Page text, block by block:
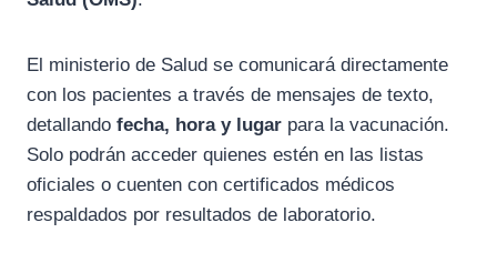
El ministerio de Salud se comunicará directamente
con los pacientes a través de mensajes de texto,
detallando fecha, hora y lugar para la vacunación.
Solo podrán acceder quienes estén en las listas
oficiales o cuenten con certificados médicos
respaldados por resultados de laboratorio.